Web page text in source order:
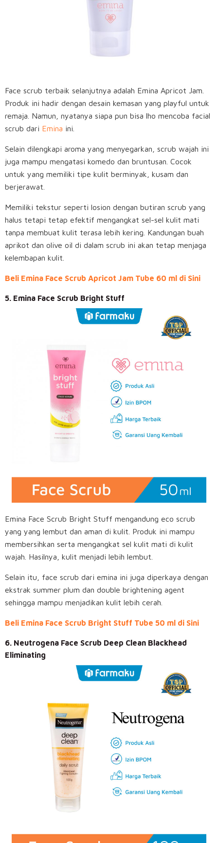
Face scrub terbaik selanjutnya adalah Emina Apricot Jam.
Produk ini hadir dengan desain kemasan yang playful untuk
remaja. Namun, nyatanya siapa pun bisa lho mencoba facial
scrub dari Emina ini.
Selain dilengkapi aroma yang menyegarkan, scrub wajah ini
juga mampu mengatasi komedo dan bruntusan. Cocok
untuk yang memiliki tipe kulit berminyak, kusam dan
berjerawat.
Memiliki tekstur seperti losion dengan butiran scrub yang
halus tetapi tetap efektif mengangkat sel-sel kulit mati
tanpa membuat kulit terasa lebih kering. Kandungan buah
aprikot dan olive oil di dalam scrub ini akan tetap menjaga
kelembapan kulit.
Beli Emina Face Scrub Apricot Jam Tube 60 ml di Sini
5. Emina Face Scrub Bright Stuff
Emina Face Scrub Bright Stuff mengandung eco scrub
yang yang lembut dan aman di kulit. Produk ini mampu
membersihkan serta mengangkat sel kulit mati di kulit
wajah. Hasilnya, kulit menjadi lebih lembut.
Selain itu, face scrub dari emina ini juga diperkaya dengan
ekstrak summer plum dan double brightening agent
sehingga mampu menjadikan kulit lebih cerah.
Beli Emina Face Scrub Bright Stuff Tube 50 ml di Sini
6. Neutrogena Face Scrub Deep Clean Blackhead
Eliminating